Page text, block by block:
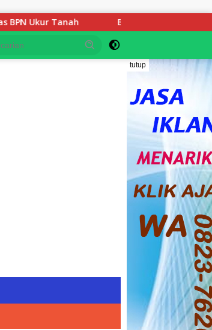
Belasan Tahun Mengabdi Gaji di Bawah
tutup